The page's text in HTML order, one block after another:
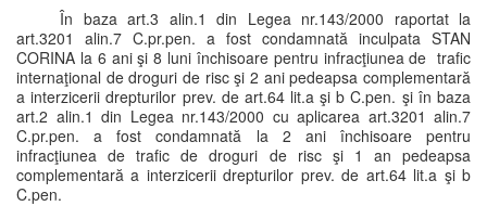
În baza art.3 alin.1 din Legea nr.143/2000 raportat la
art.3201 alin.7 C.pr.pen. a fost condamnată inculpata STAN
CORINA la 6 ani şi 8 luni închisoare pentru infracţiunea de trafic
internaţional de droguri de risc şi 2 ani pedeapsa complementară
a interzicerii drepturilor prev. de art.64 lit.a şi b C.pen. şi în baza
art.2 alin.1 din Legea nr.143/2000 cu aplicarea art.3201 alin.7
C.pr.pen. a fost condamnată la 2 ani închisoare pentru
infracţiunea de trafic de droguri de risc şi 1 an pedeapsa
complementară a interzicerii drepturilor prev. de art.64 lit.a şi b
C.pen.